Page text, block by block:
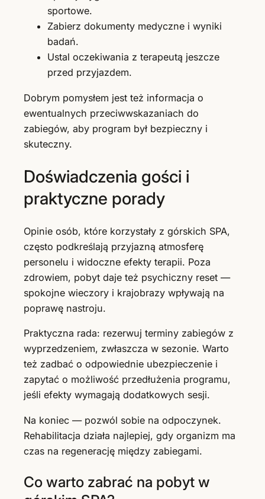
sportowe.
Zabierz dokumenty medyczne i wyniki
badań.
Ustal oczekiwania z terapeutą jeszcze
przed przyjazdem.
Dobrym pomysłem jest też informacja o
ewentualnych przeciwwskazaniach do
zabiegów, aby program był bezpieczny i
skuteczny.
Doświadczenia gości i
praktyczne porady
Opinie osób, które korzystały z górskich SPA,
często podkreślają przyjazną atmosferę
personelu i widoczne efekty terapii. Poza
zdrowiem, pobyt daje też psychiczny reset —
spokojne wieczory i krajobrazy wpływają na
poprawę nastroju.
Praktyczna rada: rezerwuj terminy zabiegów z
wyprzedzeniem, zwłaszcza w sezonie. Warto
też zadbać o odpowiednie ubezpieczenie i
zapytać o możliwość przedłużenia programu,
jeśli efekty wymagają dodatkowych sesji.
Na koniec — pozwól sobie na odpoczynek.
Rehabilitacja działa najlepiej, gdy organizm ma
czas na regenerację między zabiegami.
Co warto zabrać na pobyt w